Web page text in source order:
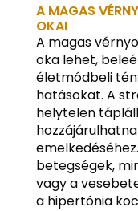
A MAGAS
OKAI
A magas
oka lehet,
életmódbeli
hatásokat. A
helytelen
betegségek,
vagy a
a hipertónia